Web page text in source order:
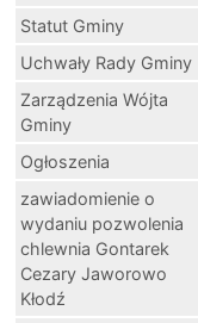
Statut Gminy
Uchwały Rady Gminy
Zarządzenia Wójta
Gminy
Ogłoszenia
zawiadomienie o
wydaniu pozwolenia
chlewnia Gontarek
Cezary Jaworowo
Kłodź